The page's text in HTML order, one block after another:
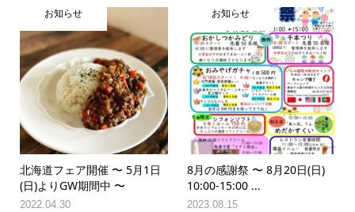
お知らせ
北海道フェア開催 〜 5月1日
(日)よりGW期間中 〜
2022.04.30
お知らせ
8月の感謝祭 〜 8月20日(日)
10:00-15:00 ...
2023.08.15